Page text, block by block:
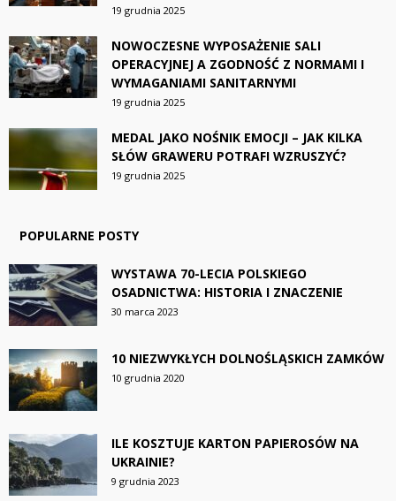
19 grudnia 2025
NOWOCZESNE WYPOSAŻENIE SALI
OPERACYJNEJ A ZGODNOŚĆ Z NORMAMI I
WYMAGANIAMI SANITARNYMI
19 grudnia 2025
MEDAL JAKO NOŚNIK EMOCJI – JAK KILKA
SŁÓW GRAWERU POTRAFI WZRUSZYĆ?
19 grudnia 2025
POPULARNE POSTY
WYSTAWA 70-LECIA POLSKIEGO
OSADNICTWA: HISTORIA I ZNACZENIE
30 marca 2023
10 NIEZWYKŁYCH DOLNOŚLĄSKICH ZAMKÓW
10 grudnia 2020
ILE KOSZTUJE KARTON PAPIEROSÓW NA
UKRAINIE?
9 grudnia 2023